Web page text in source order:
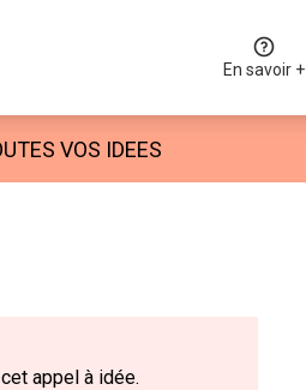
En savoir +
VOS IDEES
appel à idée.